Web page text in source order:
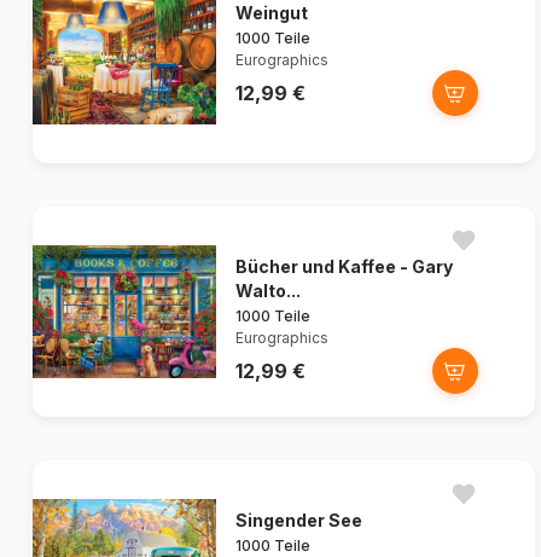
Weingut
1000 Teile
Eurographics
12,99 €
Bücher und Kaffee - Gary
Walto...
1000 Teile
Eurographics
12,99 €
Singender See
1000 Teile